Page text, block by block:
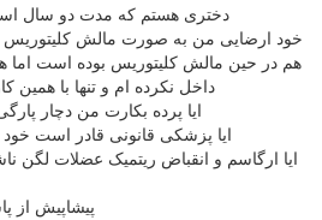
دختری هستم که مدت دو سال
خود ارضایی من به صورت مالش کلیتوریس و
هم در حین مالش کلیتوریس بوده است اما
داخل نکرده ام و تنها با همین
ایا پرده بکارت من دچار
ایا پزشکی قانونی قادر است
ایا ارگاسم و انقباض ریتمیک عضلات لگن
پیشاپیش از